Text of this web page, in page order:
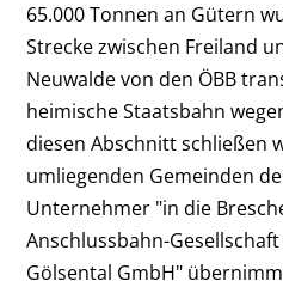
65.000 Tonnen an Gütern
Strecke zwischen Freiland
Neuwalde von den ÖBB
heimische Staatsbahn
diesen Abschnitt schließen
umliegenden Gemeinden
Unternehmer "in die
Anschlussbahn-
Gölsental GmbH"